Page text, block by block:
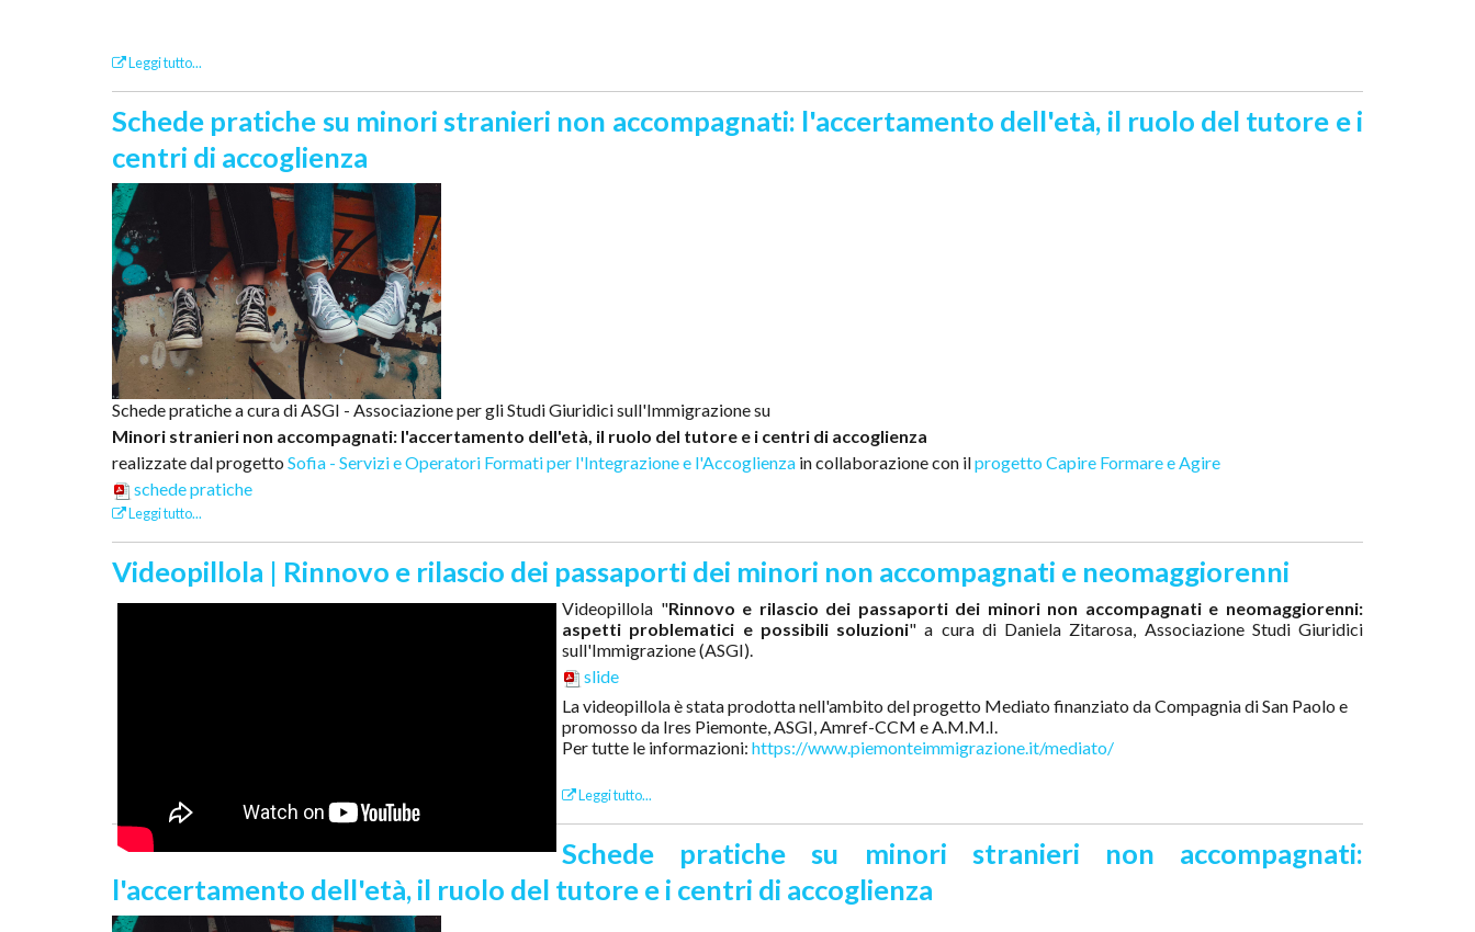
Leggi tutto...
Schede pratiche su minori stranieri non accompagnati: l'accertamento dell'età, il ruolo del tutore e i
centri di accoglienza
Schede pratiche a cura di ASGI - Associazione per gli Studi Giuridici sull'Immigrazione su
Minori stranieri non accompagnati: l'accertamento dell'età, il ruolo del tutore e i centri di accoglienza
realizzate dal progetto Sofia - Servizi e Operatori Formati per l'Integrazione e l'Accoglienza in collaborazione con ilprogetto Capire Formare e Agire
schede pratiche
Leggi tutto...
Videopillola | Rinnovo e rilascio dei passaporti dei minori non accompagnati e neomaggiorenni
Videopillola "Rinnovo e rilascio dei passaporti dei minori non accompagnati e neomaggiorenni:
aspetti problematici e possibili soluzioni" a cura di Daniela Zitarosa, Associazione Studi Giuridici
sull'Immigrazione (ASGI).
slide
La videopillola è stata prodotta nell'ambito del progetto Mediato finanziato da Compagnia di San Paolo e
promosso da Ires Piemonte, ASGI, Amref-CCM e A.M.M.I.
Per tutte le informazioni: https://www.piemonteimmigrazione.it/mediato/
Leggi tutto...
Schede pratiche su minori stranieri non accompagnati:
l'accertamento dell'età, il ruolo del tutore e i centri di accoglienza